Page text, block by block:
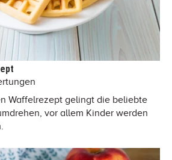
Waffelrezept gelingt die beliebte
vor allem Kinder werden